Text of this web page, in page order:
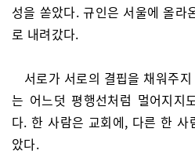
성을 쏟았다. 규인은 서울에 올라
로 내려갔다.
서로가 서로의 결핍을 채워주
는 어느덧 평행선처럼 멀어지지
다. 한 사람은 교회에, 다른 한
았다.